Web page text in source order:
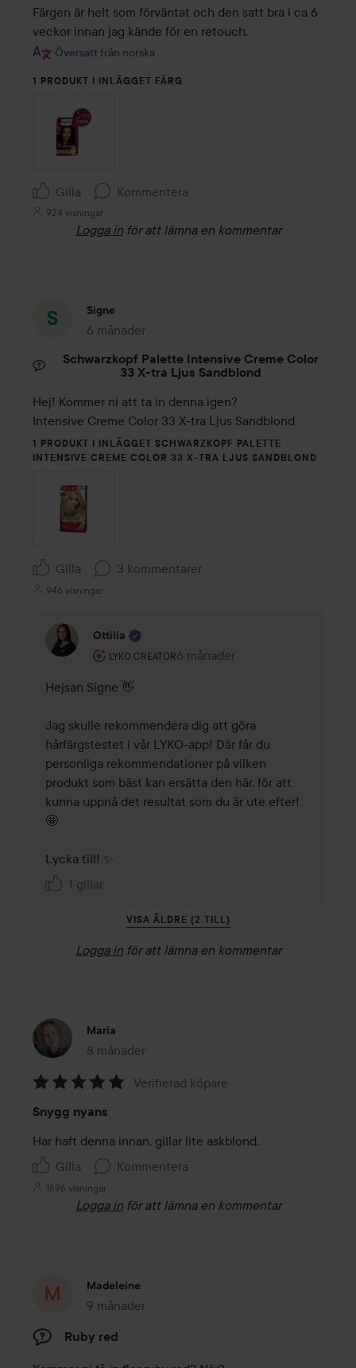
av
5
Färgen är helt som förväntat och den satt bra i ca 6
veckor innan jag kände för en retouch.
Översatt från norska
1 PRODUKT I INLÄGGET FÄRG
Gilla Kommentera
924 visningar
Logga in för att lämna en kommentar
Signe
6 månader
Inlägget skapades 6 månader
Schwarzkopf Palette Intensive Creme Color
33 X-tra Ljus Sandblond
Hej! Kommer ni att ta in denna igen?
Intensive Creme Color 33 X-tra Ljus Sandblond
1 PRODUKT I INLÄGGET SCHWARZKOPF PALETTE
INTENSIVE CREME COLOR 33 X-TRA LJUS SANDBLOND
Gilla 3 kommentarer
946 visningar
Ottilia
LYKO CREATOR
Användarens roll: Lyko Creator.
6 månader
Kommentaren lades 6 månader
Hejsan Signe 👋
Jag skulle rekommendera dig att göra
hårfärgstestet i vår LYKO-app! Där får du
personliga rekommendationer på vilken
produkt som bäst kan ersätta den här, för att
kunna uppnå det resultat som du är ute efter!
🤩
Lycka till! ✨
1 gillar
VISA ÄLDRE (2 TILL)
Logga in för att lämna en kommentar
Maria
8 månader
Inlägget skapades 8 månader
5
av
5
Verifierad köpare
Snygg nyans
Har haft denna innan, gillar lite askblond.
Gilla
Kommentera
1696 visningar
Logga in för att lämna en kommentar
Madeleine
9 månader
Inlägget skapades 9 månader
Ruby red